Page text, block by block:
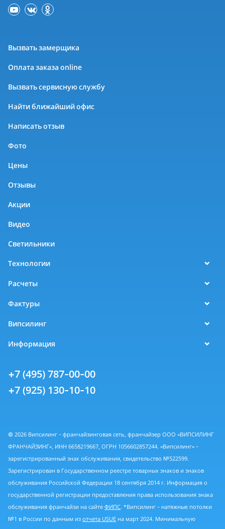
Вызвать замерщика
Оплата заказа online
Вызвать сервисную службу
Найти ближайший офис
Написать отзыв
Фото
Цены
Отзывы
Акции
Видео
Светильники
Технологии
Расчеты
Фактуры
Випсилинг
Информация
+7 (495) 787-00-00
+7 (925) 130-10-10
© 2026 Випсилинг - франчайзинговая сеть, франчайзер ООО «ВИПСИЛИНГ
ФРАНЧАЙЗИНГ», ИНН 6658219667, ОГРН 1056602857244. «Випсилинг» -
зарегистрированный знак обслуживания, свидетельство №522599.
Зарегистрирован в Государственном реестре товарных знаков и знаков
обслуживания Российской Федерации 18 сентября 2014 г. Информация о
государственной регистрации предоставления права использования знака
обслуживания франчайзи на сайте ФИПС. *Випсилинг - натяжные потолки
№1 в России по данным из отчета USUE на март 2024. Минимальную